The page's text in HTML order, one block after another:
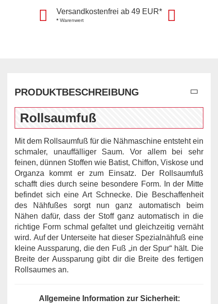
Versandkostenfrei ab 49 EUR*
*Warenwert
PRODUKTBESCHREIBUNG
Rollsaumfuß
Mit dem Rollsaumfuß für die Nähmaschine entsteht ein
schmaler, unauffälliger Saum. Vor allem bei sehr
feinen, dünnen Stoffen wie Batist, Chiffon, Viskose und
Organza kommt er zum Einsatz. Der Rollsaumfuß
schafft dies durch seine besondere Form. In der Mitte
befindet sich eine Art Schnecke. Die Beschaffenheit
des Nähfußes sorgt nun ganz automatisch beim
Nähen dafür, dass der Stoff ganz automatisch in die
richtige Form schmal gefaltet und gleichzeitig vernäht
wird. Auf der Unterseite hat dieser Spezialnähfuß eine
kleine Aussparung, die den Fuß „in der Spur“ hält. Die
Breite der Aussparung gibt dir die Breite des fertigen
Rollsaumes an.
Allgemeine Information zur Sicherheit: